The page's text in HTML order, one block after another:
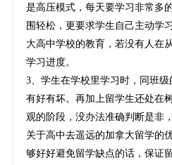
是高压模式，每天要学习非常多
围轻松，更要求学生自己主动学
大高中学校的教育，若没有人在
学习进度。
3、学生在学校里学习时，同班级
有好有坏。再加上留学生还处在
观的阶段，没办法准确判断是非
关于高中去遥远的加拿大留学的
够好好避免留学缺点的话，保证